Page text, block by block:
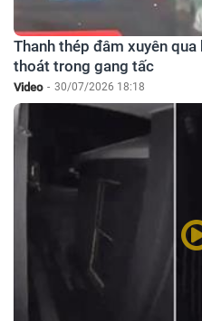
Thanh thép đâm xuyên
thoát trong gang tấc
Video - 30/07/2026 18:18